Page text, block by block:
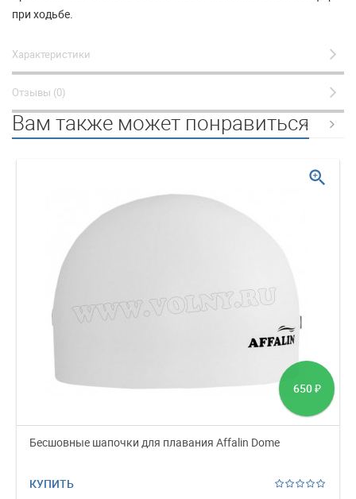
при ходьбе.
Характеристики
Отзывы (0)
Вам также может понравиться
650 ₽
Бесшовные шапочки для плавания Affalin Dome
КУПИТЬ
zoom_in